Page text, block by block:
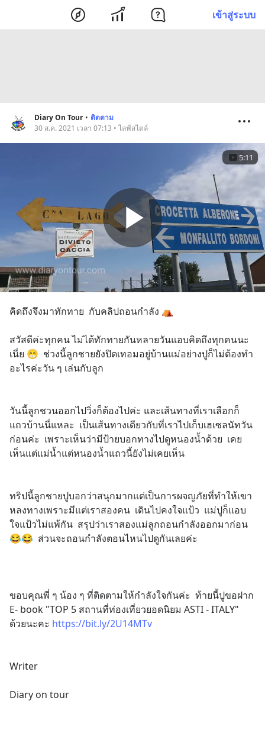
เข้าสู่ระบบ
Diary On Tour • ติดตาม
30 ส.ค. 2021 เวลา 07:13 • ไลฟ์สไตล์
5:11
คิดถึงจึงมาทักทาย  กับคลิปถอนกำลัง ⛺
สวัสดีค่ะทุกคน ไม่ได้ทักทายกันหลายวันแอบคิดถึงทุกคนนะ
เนี่ย 😁  ช่วงนี้ลูกชายยังปิดเทอมอยู่บ้านแม่อย่างปูก็ไม่ต้องทำ
อะไรค่ะวัน ๆ เล่นกับลูก
วันนี้ลูกชวนออกไปวิ่งก็ต้องไปค่ะ และเส้นทางที่เราเลือกก็
แถวบ้านนี่แหละ  เป็นเส้นทางเดียวกับที่เราไปเก็บเฮเซลนัทวัน
ก่อนค่ะ  เพราะเห็นว่ามีป้ายบอกทางไปดูหนองน้ำด้วย  เคย
เห็นแต่แม่น้ำแต่หนองน้ำแถวนี้ยังไม่เคยเห็น
ทริปนี้ลูกชายปูบอกว่าสนุกมากแต่เป็นการผจญภัยที่ทำให้เขา
หลงทางเพราะมีแต่เราสองคน  เดินไปคงใจแป้ว  แม่ปูก็แอบ
ใจแป้วไม่แพ้กัน  สรุปว่าเราสองแม่ลูกถอนกำลังออกมาก่อน
😂😂  ส่วนจะถอนกำลังตอนไหนไปดูกันเลยค่ะ
ขอบคุณพี่ ๆ น้อง ๆ ที่ติดตามให้กำลังใจกันค่ะ  ท้ายนี้ปูขอฝาก
E- book "TOP 5 สถานที่ท่องเที่ยวยอดนิยม ASTI - ITALY"
ด้วยนะคะ https://bit.ly/2U14MTv
Writer
Diary on tour